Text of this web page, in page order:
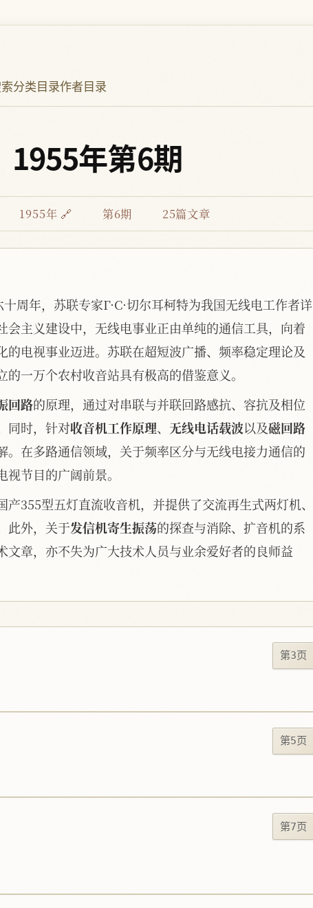
分类目录作者目录
1955年第6期
1955年 🔗 第6期 25篇文章
周年，苏联专家Γ·C·切尔耳柯特为我国无线电工作者详
主义建设中，无线电事业正由单纯的通信工具，向着
电视事业迈进。苏联在超短波广播、频率稳定理论及
一万个农村收音站具有极高的借鉴意义。
回路的原理，通过对串联与并联回路感抗、容抗及相位
同时，针对收音机工作原理、 无线电话载波以及磁回路
。在多路通信领域，关于频率区分与无线电接力通信的
节目的广阔前景。
355型五灯直流收音机，并提供了交流再生式两灯机、
此外，关于发信机寄生振荡的探查与消除、扩音机的系
章，亦不失为广大技术人员与业余爱好者的良师益
第3页
第5页
第7页